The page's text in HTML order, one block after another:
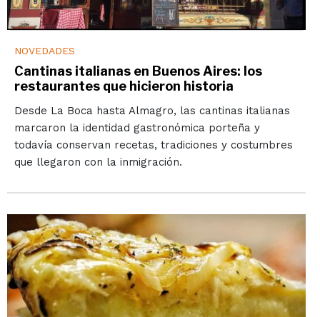
NOVEDADES
Cantinas italianas en Buenos Aires: los
restaurantes que hicieron historia
Desde La Boca hasta Almagro, las cantinas italianas
marcaron la identidad gastronómica porteña y
todavía conservan recetas, tradiciones y costumbres
que llegaron con la inmigración.